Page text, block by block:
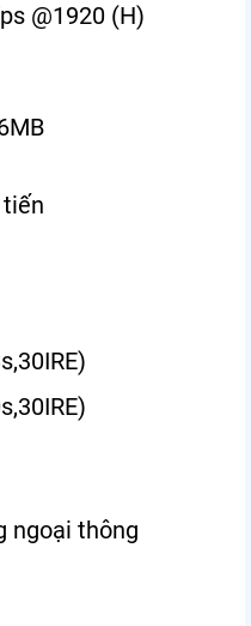
@1920 (H)
ngoại thông